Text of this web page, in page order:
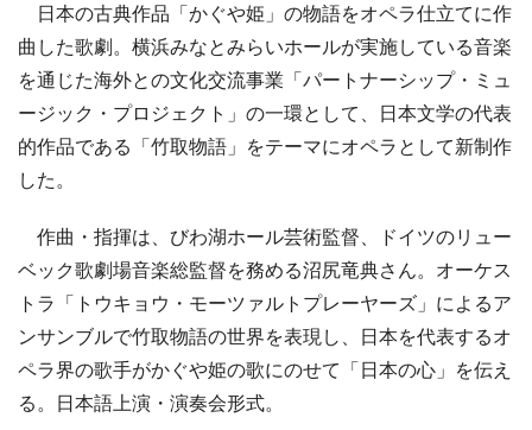
日本の古典作品「かぐや姫」の物語をオペラ仕立てに作
曲した歌劇。横浜みなとみらいホールが実施している音楽
を通じた海外との文化交流事業「パートナーシップ・ミュ
ージック・プロジェクト」の一環として、日本文学の代表
的作品である「竹取物語」をテーマにオペラとして新制作
した。
作曲・指揮は、びわ湖ホール芸術監督、ドイツのリュー
ベック歌劇場音楽総監督を務める沼尻竜典さん。オーケス
トラ「トウキョウ・モーツァルトプレーヤーズ」によるア
ンサンブルで竹取物語の世界を表現し、日本を代表するオ
ペラ界の歌手がかぐや姫の歌にのせて「日本の心」を伝え
る。日本語上演・演奏会形式。